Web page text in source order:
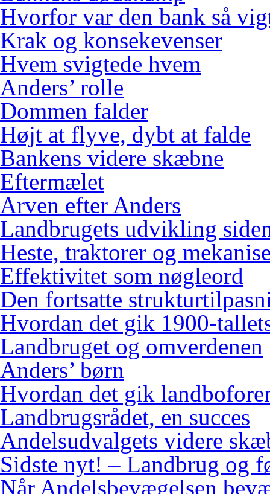
Hvorfor var den bank så
Krak og konsekevenser
Hvem svigtede hvem
Anders’ rolle
Dommen falder
Højt at flyve, dybt at falde
Bankens videre skæbne
Eftermælet
Arven efter Anders
Landbrugets udvikling
Heste, traktorer og
Effektivitet som nøgleord
Den fortsatte
Hvordan det gik 1900-
Landbruget og omverdenen
Anders’ børn
Hvordan det gik
Landbrugsrådet, en succes
Andelsudvalgets videre
Sidste nyt! – Landbrug og
Når Andelsbevægelsen